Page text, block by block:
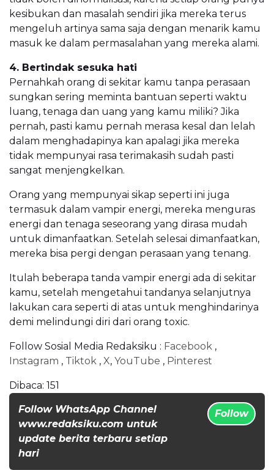
kesibukan dan masalah sendiri jika mereka terus
mengeluh artinya sama saja dengan menarik kamu
masuk ke dalam permasalahan yang mereka alami.
4. Bertindak sesuka hati
Pernahkah orang di sekitar kamu tanpa perasaan
sungkan sering meminta bantuan seperti waktu
luang, tenaga dan uang yang kamu miliki? Jika
pernah, pasti kamu pernah merasa kesal dan lelah
dalam menghadapinya kan apalagi jika mereka
tidak mempunyai rasa terimakasih sudah pasti
sangat menjengkelkan.
Orang yang mempunyai sikap seperti ini juga
termasuk dalam vampir energi, mereka menguras
energi dan tenaga seseorang yang dirasa mudah
untuk dimanfaatkan. Setelah selesai dimanfaatkan,
mereka bisa pergi dengan perasaan yang tenang.
Itulah beberapa tanda vampir energi ada di sekitar
kamu, setelah mengetahui tandanya selanjutnya
lakukan cara seperti di atas untuk menghindarinya
demi melindungi diri dari orang toxic.
Follow Sosial Media Redaksiku : Facebook ,
Instagram , Tiktok , X, YouTube , Pinterest
Dibaca: 151
Follow WhatsApp Channel
www.redaksiku.com untuk
update berita terbaru setiap
hari
Follow